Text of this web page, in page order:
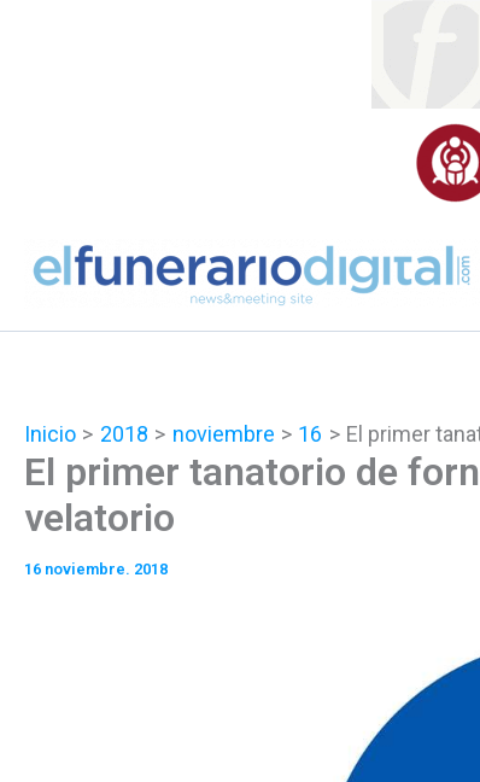
Inicio 2018 noviembre 16 El primer
El primer tanatorio de
velatorio
16 noviembre. 2018